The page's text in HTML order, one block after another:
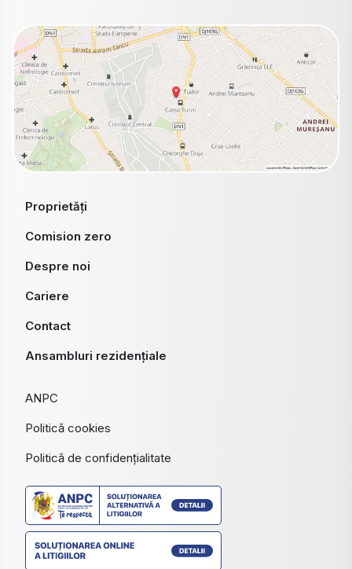
Proprietăți
Comision zero
Despre noi
Cariere
Contact
Ansambluri rezidențiale
ANPC
Politică cookies
Politică de confidențialitate